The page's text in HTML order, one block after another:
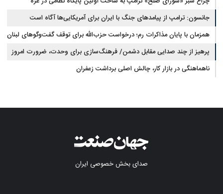
جانسون: ترامپ از پیامدهای جنگ با ایران برای آمریکایی‌ها آگاه است
همزمان با پایان مذاکرات رم؛ درخواست حزب‌الله برای توقف گفت‌وگوهای لبنان
با اسرائیل
پرهیز از چند صدایی مقابل دشمن/ فرهنگ‌سازی برای وحدت، ضرورت امروز
کشور است
ناهماهنگی در بازار کار، چالش اصلی برداشت زعفران
صدای بخش خصوصی ایران